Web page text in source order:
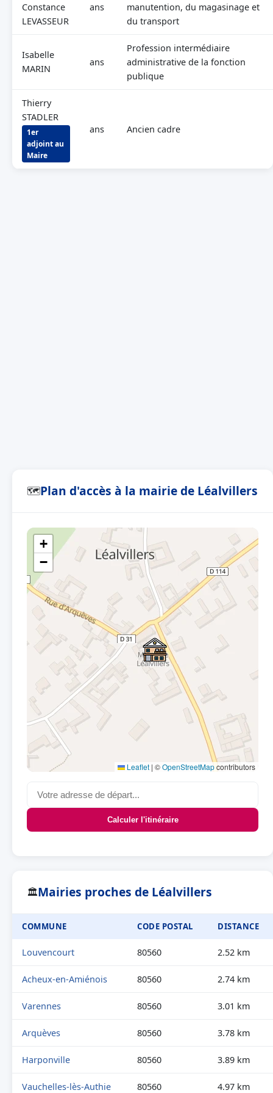
Constance
LEVASSEUR
ans
manutention, du magasinage et
du transport
Isabelle
MARIN
ans
Profession intermédiaire
administrative de la fonction
publique
Thierry
STADLER
1er
adjoint au
Maire
ans Ancien cadre
🗺Plan d'accès à la mairie de Léalvillers
+
−
Leaflet | ©OpenStreetMapcontributors
Calculer l'itinéraire
🏛Mairies proches de Léalvillers
COMMUNE CODE POSTAL DISTANCE
Louvencourt 80560 2.52 km
Acheux-en-Amiénois 80560 2.74 km
Varennes 80560 3.01 km
Arquèves 80560 3.78 km
Harponville 80560 3.89 km
Vauchelles-lès-Authie 80560 4.97 km